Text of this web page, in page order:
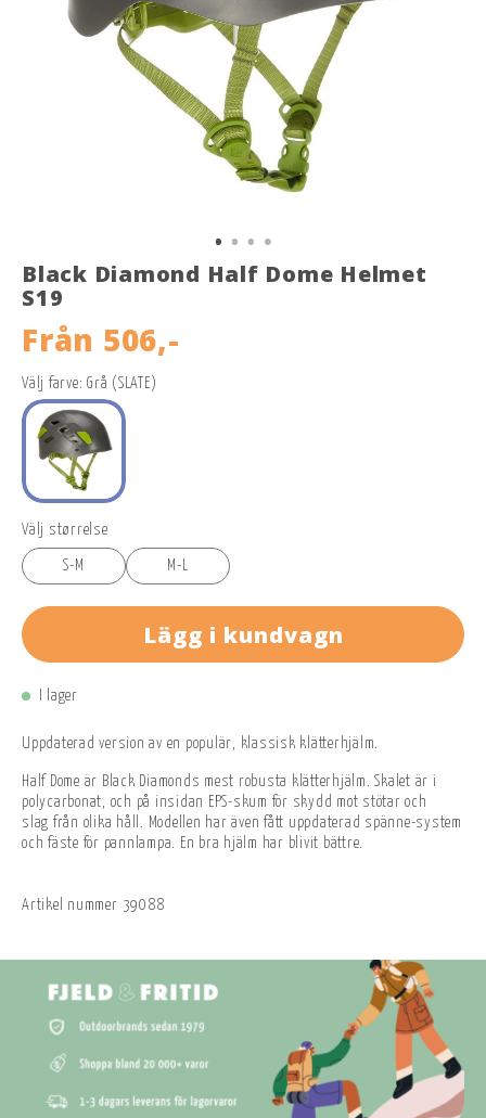
Black Diamond Half Dome Helmet
S19
Från 506,-
Välj farve: Grå (SLATE)
Välj størrelse
S-M M-L
Lägg i kundvagn
I lager
Uppdaterad version av en populär, klassisk klätterhjälm.
Half Dome är Black Diamonds mest robusta klätterhjälm. Skalet är i
polycarbonat, och på insidan EPS-skum för skydd mot stötar och
slag från olika håll. Modellen har även fått uppdaterad spänne-system
och fäste för pannlampa. En bra hjälm har blivit bättre.
Artikel nummer 39088